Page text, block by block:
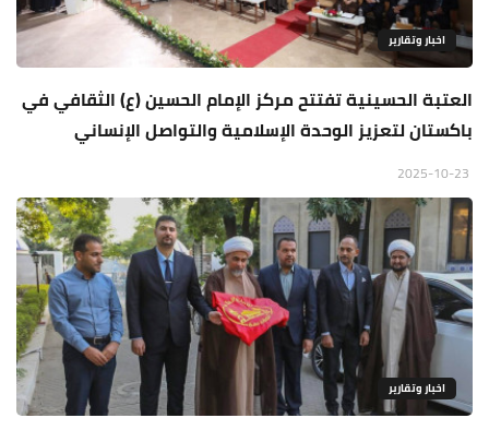
اخبار وتقارير
العتبة الحسينية تفتتح مركز الإمام الحسين (ع) الثقافي في
باكستان لتعزيز الوحدة الإسلامية والتواصل الإنساني
اخبار وتقارير